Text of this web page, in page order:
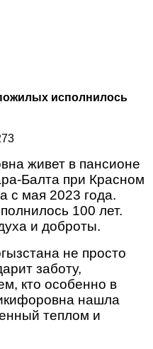
исполнилось
живет в пансионе
Балта при Красном
с мая 2023 года.
100 лет.
и доброты.
не просто
заботу,
кто особенно в
нашла
теплом и